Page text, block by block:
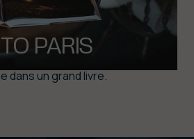
PARIS
dans un grand livre.